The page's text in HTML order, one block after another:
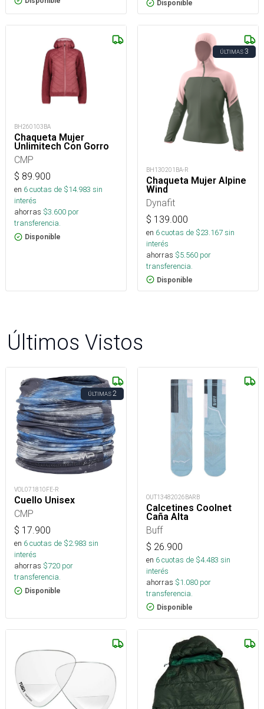
Disponible
BH260103BA
Chaqueta Mujer
Unlimitech Con Gorro
CMP
$ 89.900
en 6cuotas de $14.983 sin
interés
ahorras $3.600 por
transferencia.
Disponible
ÚLTIMAS3
BH130201BA-R
Chaqueta Mujer Alpine
Wind
Dynafit
$ 139.000
en 6cuotas de $23.167sin
interés
ahorras $5.560 por
transferencia.
Disponible
Últimos Vistos
ÚLTIMAS2
VOL071810FE-R
Cuello Unisex
CMP
$ 17.900
en 6cuotas de $2.983 sin
interés
ahorras $720 por
transferencia.
Disponible
OUT13482026BARB
Calcetines Coolnet
Caña Alta
Buff
$ 26.900
en 6cuotas de $4.483 sin
interés
ahorras $1.080 por
transferencia.
Disponible